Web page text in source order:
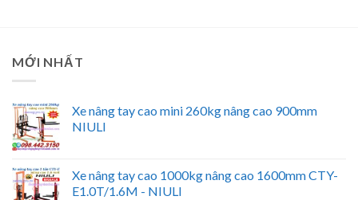
MỚI NHẤT
Xe nâng tay cao mini 260kg nâng cao 900mm
NIULI
Xe nâng tay cao 1000kg nâng cao 1600mm CTY-
E1.0T/1.6M - NIULI